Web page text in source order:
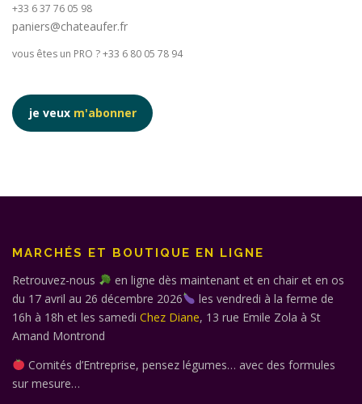
+33 6 37 76 05 98
paniers@chateaufer.fr
vous êtes un PRO ? +33 6 80 05 78 94
je veuxm'abonner
MARCHÉS ET BOUTIQUE EN LIGNE
Retrouvez-nous
en ligne dès maintenant et en chair et en os
du 17 avril au 26 décembre 2026
les vendredi à la ferme de
16h à 18h et les samedi Chez Diane, 13 rue Emile Zola à St
Amand Montrond
Comités d’Entreprise, pensez légumes… avec des formules
sur mesure…